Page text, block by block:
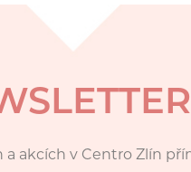
a akcích v Centro Zlín